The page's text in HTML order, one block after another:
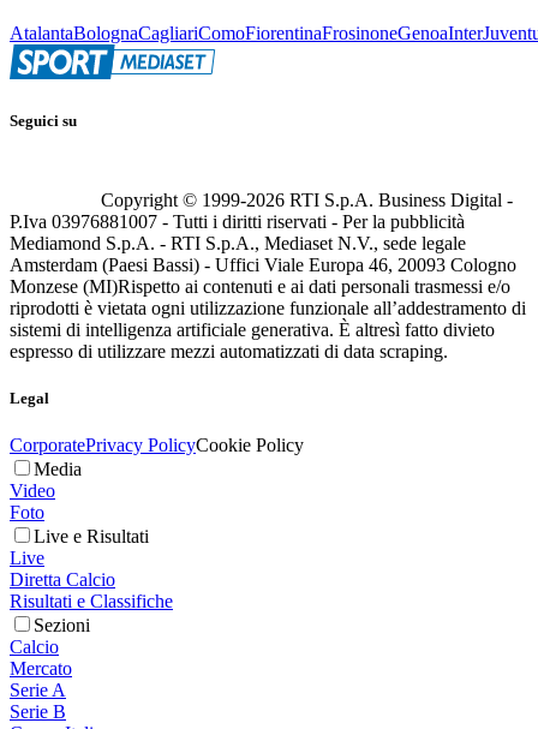
AtalantaBolognaCagliariComoFiorentinaFrosinoneGenoaInter
Seguici su
Copyright © 1999-2026 RTI S.p.A. Business Digital -
P.Iva 03976881007 - Tutti i diritti riservati - Per la pubblicità
Mediamond S.p.A. - RTI S.p.A., Mediaset N.V., sede legale
Amsterdam (Paesi Bassi) - Uffici Viale Europa 46, 20093 Cologno
Monzese (MI)Rispetto ai contenuti e ai dati personali trasmessi e/o
riprodotti è vietata ogni utilizzazione funzionale all’addestramento di
sistemi di intelligenza artificiale generativa. È altresì fatto divieto
espresso di utilizzare mezzi automatizzati di data scraping.
Legal
CorporatePrivacy PolicyCookie Policy
Media
Video
Foto
Live e Risultati
Live
Diretta Calcio
Risultati e Classifiche
Sezioni
Calcio
Mercato
Serie A
Serie B